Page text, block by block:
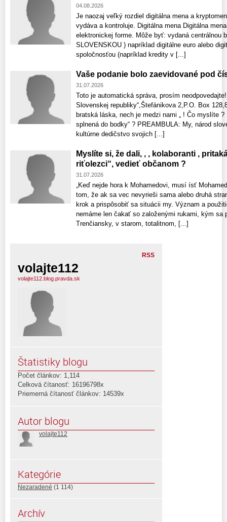
04.08.2026
Je naozaj veľký rozdiel digitálna mena a
vydáva a kontroluje. Digitálna mena Digitálna
elektronickej forme. Môže byť: vydaná centrálnou
SLOVENSKOU ) napríklad digitálne euro alebo
spoločnosťou (napríklad kredity v [...]
Vaše podanie bolo zaevidované pod
31.07.2026
Toto je automatická správa, prosím
Slovenskej republiky“,Štefánikova 2,P.O. Box
bratská láska, nech je medzi nami „ ! Čo myslíte
splnená do bodky“ ? PREAMBULA: My, národ
kultúrne dedičstvo svojich [...]
Myslíte si, že dali, , , kolaboranti ,
riťolezci“, vedieť občanom ?
31.07.2026
„Keď nejde hora k Mohamedovi, musí ísť
tom, že ak sa vec nevyrieši sama alebo druhá
krok a prispôsobiť sa situácii my. Význam a
nemáme len čakať so založenými rukami, kým sa
Trenčiansky, v starom, totalitnom, [...]
RSS
volajte112
volajte112.blog.pravda.sk
Štatistiky blogu
Počet článkov: 1,114
Celková čítanosť: 16196798x
Priemerná čítanosť článkov: 14539x
Autor blogu
volajte112
Kategórie
Nezaradené (1 114)
Archív